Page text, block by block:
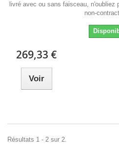
livré avec ou sans faisceau,
non-
269,33 €
Voir
Résultats 1 - 2 sur 2.